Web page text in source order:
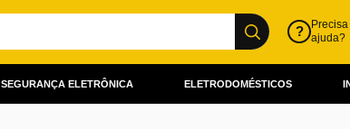
?
ajuda?
SEGURANÇA ELETRÔNICA ELETRODOMÉSTICOS